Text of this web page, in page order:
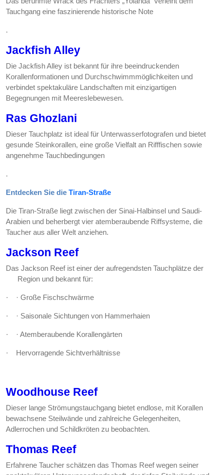
Tauchgang eine faszinierende historische Note
.
Jackfish Alley
Die Jackfish Alley ist bekannt für ihre beeindruckenden
Korallenformationen und Durchschwimmmöglichkeiten und
verbindet spektakuläre Landschaften mit einzigartigen
Begegnungen mit Meereslebewesen.
Ras Ghozlani
Dieser Tauchplatz ist ideal für Unterwasserfotografen und bietet
gesunde Steinkorallen, eine große Vielfalt an Rifffischen sowie
angenehme Tauchbedingungen
.
Entdecken Sie die Tiran-Straße
Die Tiran-Straße liegt zwischen der Sinai-Halbinsel und Saudi-
Arabien und beherbergt vier atemberaubende Riffsysteme, die
Taucher aus aller Welt anziehen.
Jackson Reef
Das Jackson Reef ist einer der aufregendsten Tauchplätze der
Region und bekannt für:
· · Große Fischschwärme
· · Saisonale Sichtungen von Hammerhaien
· · Atemberaubende Korallengärten
· Hervorragende Sichtverhältnisse
Woodhouse Reef
Dieser lange Strömungstauchgang bietet endlose, mit Korallen
bewachsene Steilwände und zahlreiche Gelegenheiten,
Adlerrochen und Schildkröten zu beobachten.
Thomas Reef
Erfahrene Taucher schätzen das Thomas Reef wegen seiner